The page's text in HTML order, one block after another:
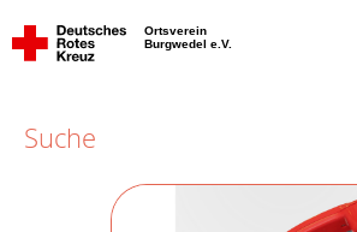
Ortsverein
Burgwedel e.V.
Suche